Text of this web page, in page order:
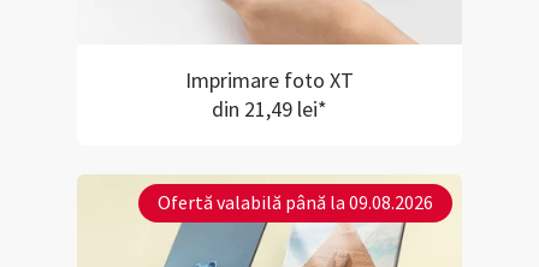
Imprimare foto XT
din 21,49 lei*
Ofertă valabilă până la 09.08.2026